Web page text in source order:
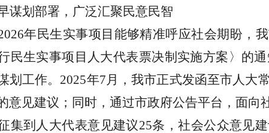
谋划部署，广泛汇聚民意民智
年民生实事项目能够精准呼应社会期盼，
民生实事项目人大代表票决制实施方案〉的
划工作。 2025年7月，我市正式发函至市人大
意见建议；同时，通过市政府公告平台，面向
集到人大代表意见建议25条，社会公众意见